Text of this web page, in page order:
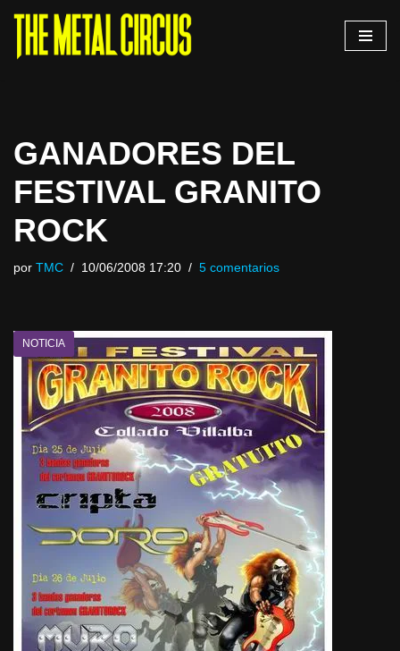
Saltar
GANADORES DEL
FESTIVAL GRANITO
ROCK
por TMC 10/06/2008 17:20 5 comentarios
NOTICIA